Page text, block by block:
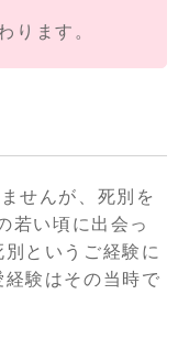
ります。
せんが、死別を
若い頃に出会っ
というご経験に
験はその当時で